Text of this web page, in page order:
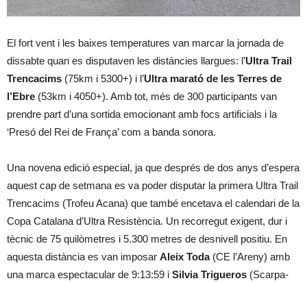
El fort vent i les baixes temperatures van marcar la jornada de
dissabte quan es disputaven les distàncies llargues: l’Ultra Trail
Trencacims (75km i 5300+) i l’Ultra marató de les Terres de
l’Ebre (53km i 4050+). Amb tot, més de 300 participants van
prendre part d’una sortida emocionant amb focs artificials i la
‘Presó del Rei de França’ com a banda sonora.
Una novena edició especial, ja que després de dos anys d’espera
aquest cap de setmana es va poder disputar la primera Ultra Trail
Trencacims (Trofeu Acana) que també encetava el calendari de la
Copa Catalana d’Ultra Resistència. Un recorregut exigent, dur i
tècnic de 75 quilòmetres i 5.300 metres de desnivell positiu. En
aquesta distància es van imposar Aleix Toda(CE l’Areny) amb
una marca espectacular de 9:13:59 i Silvia Trigueros (Scarpa-